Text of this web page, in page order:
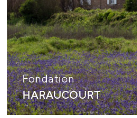
Fondation
HARAUCOURT